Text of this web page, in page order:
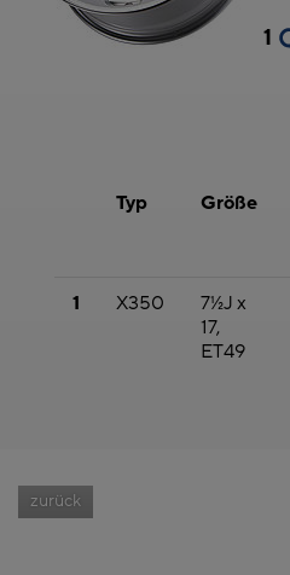
1
Typ Größe
1 X350
7½J x
17,
ET49
zurück